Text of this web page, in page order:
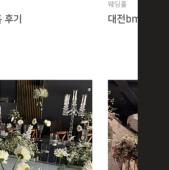
기
웨딩홀
대전bmk웨딩